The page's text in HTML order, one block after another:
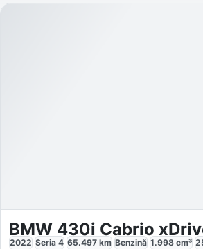
BMW 430i Cabrio
2022 Seria 4 65.497 km Benzină 1.998 cm³